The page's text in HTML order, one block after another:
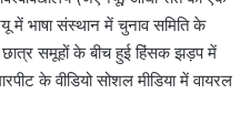
भाषा संस्थान में चुनाव समिति के
समूहों के बीच हुई हिंसक झड़प में
के वीडियो सोशल मीडिया में वायरल